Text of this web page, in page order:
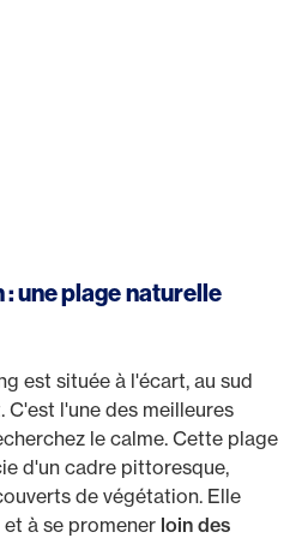
: une plage naturelle
est située à l'écart, au sud
C'est l'une des meilleures
le calme. Cette plage
d'un cadre pittoresque,
de végétation. Elle
à se promener loin des